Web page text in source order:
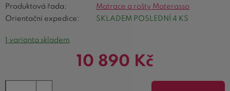
Produktová řada:
Matrace a rošty Materasso
Orientační expedice:
SKLADEM POSLEDNÍ 4 KS
1 varianta skladem
10 890 Kč